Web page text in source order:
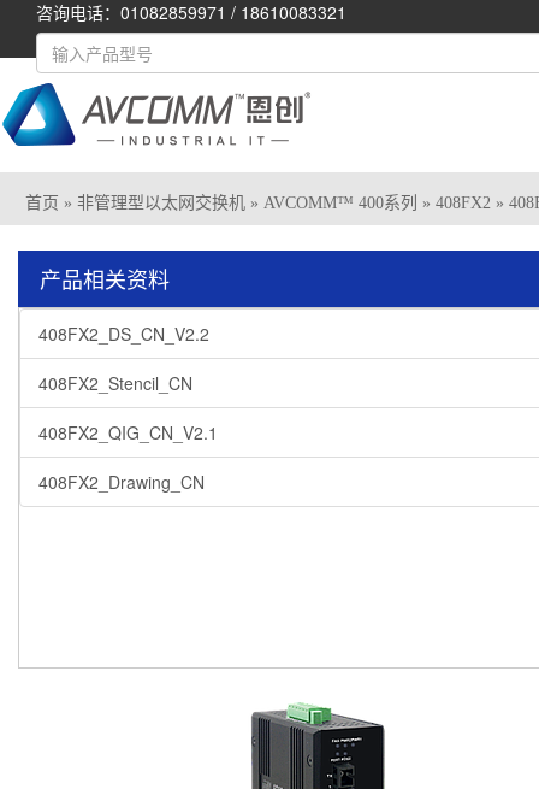
咨询电话：01082859971 / 18610083321
首页 » 非管理型以太网交换机 » AVCOMM™ 400系列 » 408FX2 »
产品相关资料
408FX2_DS_CN_V2.2
408FX2_Stencil_CN
408FX2_QIG_CN_V2.1
408FX2_Drawing_CN